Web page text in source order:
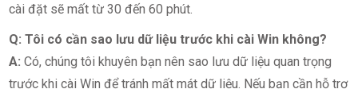
cài đặt sẽ mất từ 30 đến 60 phút.
Q: Tôi có cần sao lưu dữ liệu trước khi cài Win không?
A: Có, chúng tôi khuyên bạn nên sao lưu dữ liệu quan trọng
trước khi cài Win để tránh mất mát dữ liệu. Nếu bạn cần hỗ trợ